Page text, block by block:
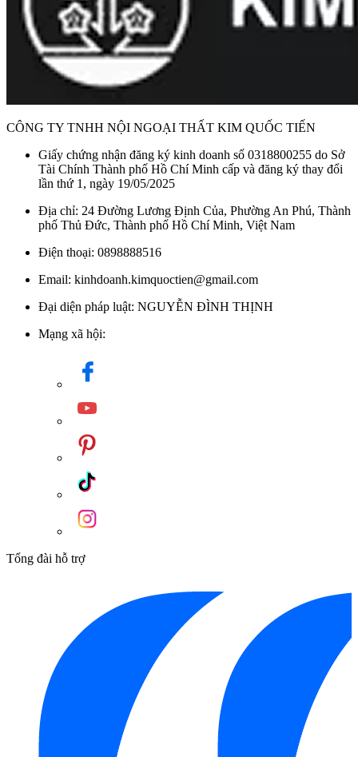
CÔNG TY TNHH NỘI NGOẠI THẤT KIM QUỐC TIẾN
Giấy chứng nhận đăng ký kinh doanh số 0318800255 do Sở
Tài Chính Thành phố Hồ Chí Minh cấp và đăng ký thay đổi
lần thứ 1, ngày 19/05/2025
Địa chỉ: 24 Đường Lương Định Của, Phường An Phú, Thành
phố Thủ Đức, Thành phố Hồ Chí Minh, Việt Nam
Điện thoại: 0898888516
Email: kinhdoanh.kimquoctien@gmail.com
Đại diện pháp luật: NGUYỄN ĐÌNH THỊNH
Mạng xã hội:
Tổng đài hỗ trợ